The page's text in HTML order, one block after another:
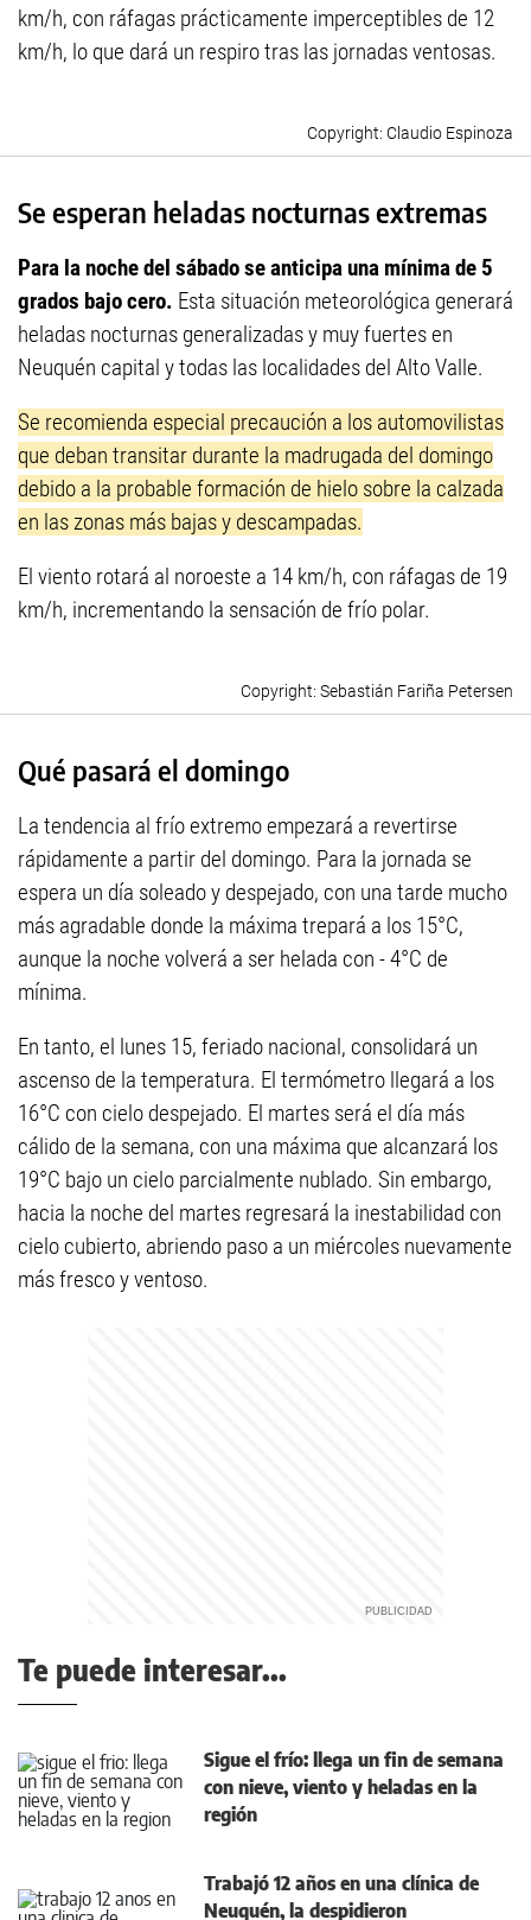
km/h, con ráfagas prácticamente imperceptibles de 12
km/h, lo que dará un respiro tras las jornadas ventosas.
Claudio Espinoza
Se esperan heladas nocturnas extremas
Para la noche del sábado se anticipa una mínima de 5
grados bajo cero. Esta situación meteorológica generará
heladas nocturnas generalizadas y muy fuertes en
Neuquén capital y todas las localidades del Alto Valle.
Se recomienda especial precaución a los automovilistas
que deban transitar durante la madrugada del domingo
debido a la probable formación de hielo sobre la calzada
en las zonas más bajas y descampadas.
El viento rotará al noroeste a 14 km/h, con ráfagas de 19
km/h, incrementando la sensación de frío polar.
Sebastián Fariña Petersen
Qué pasará el domingo
La tendencia al frío extremo empezará a revertirse
rápidamente a partir del domingo. Para la jornada se
espera un día soleado y despejado, con una tarde mucho
más agradable donde la máxima trepará a los 15°C,
aunque la noche volverá a ser helada con - 4°C de
mínima.
En tanto, el lunes 15, feriado nacional, consolidará un
ascenso de la temperatura. El termómetro llegará a los
16°C con cielo despejado. El martes será el día más
cálido de la semana, con una máxima que alcanzará los
19°C bajo un cielo parcialmente nublado. Sin embargo,
hacia la noche del martes regresará la inestabilidad con
cielo cubierto, abriendo paso a un miércoles nuevamente
más fresco y ventoso.
Te puede interesar...
Sigue el frío: llega un fin de semana
con nieve, viento y heladas en la
región
Trabajó 12 años en una clínica de
Neuquén, la despidieron